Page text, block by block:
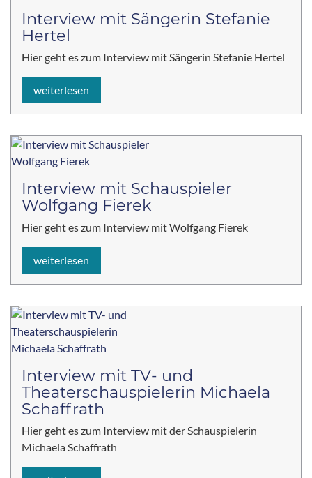
Interview mit Sängerin Stefanie
Hertel
Hier geht es zum Interview mit Sängerin Stefanie Hertel
weiterlesen
Interview mit Schauspieler
Wolfgang Fierek
Hier geht es zum Interview mit Wolfgang Fierek
weiterlesen
Interview mit TV- und
Theaterschauspielerin Michaela
Schaffrath
Hier geht es zum Interview mit der Schauspielerin
Michaela Schaffrath